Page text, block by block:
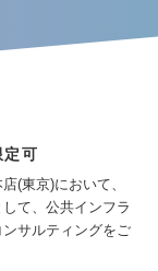
可
(東京)において、
て、公共インフラ
サルティングをご